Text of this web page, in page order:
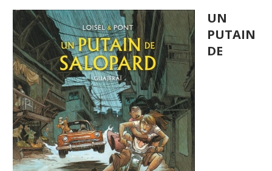
UN
PUTAIN
DE